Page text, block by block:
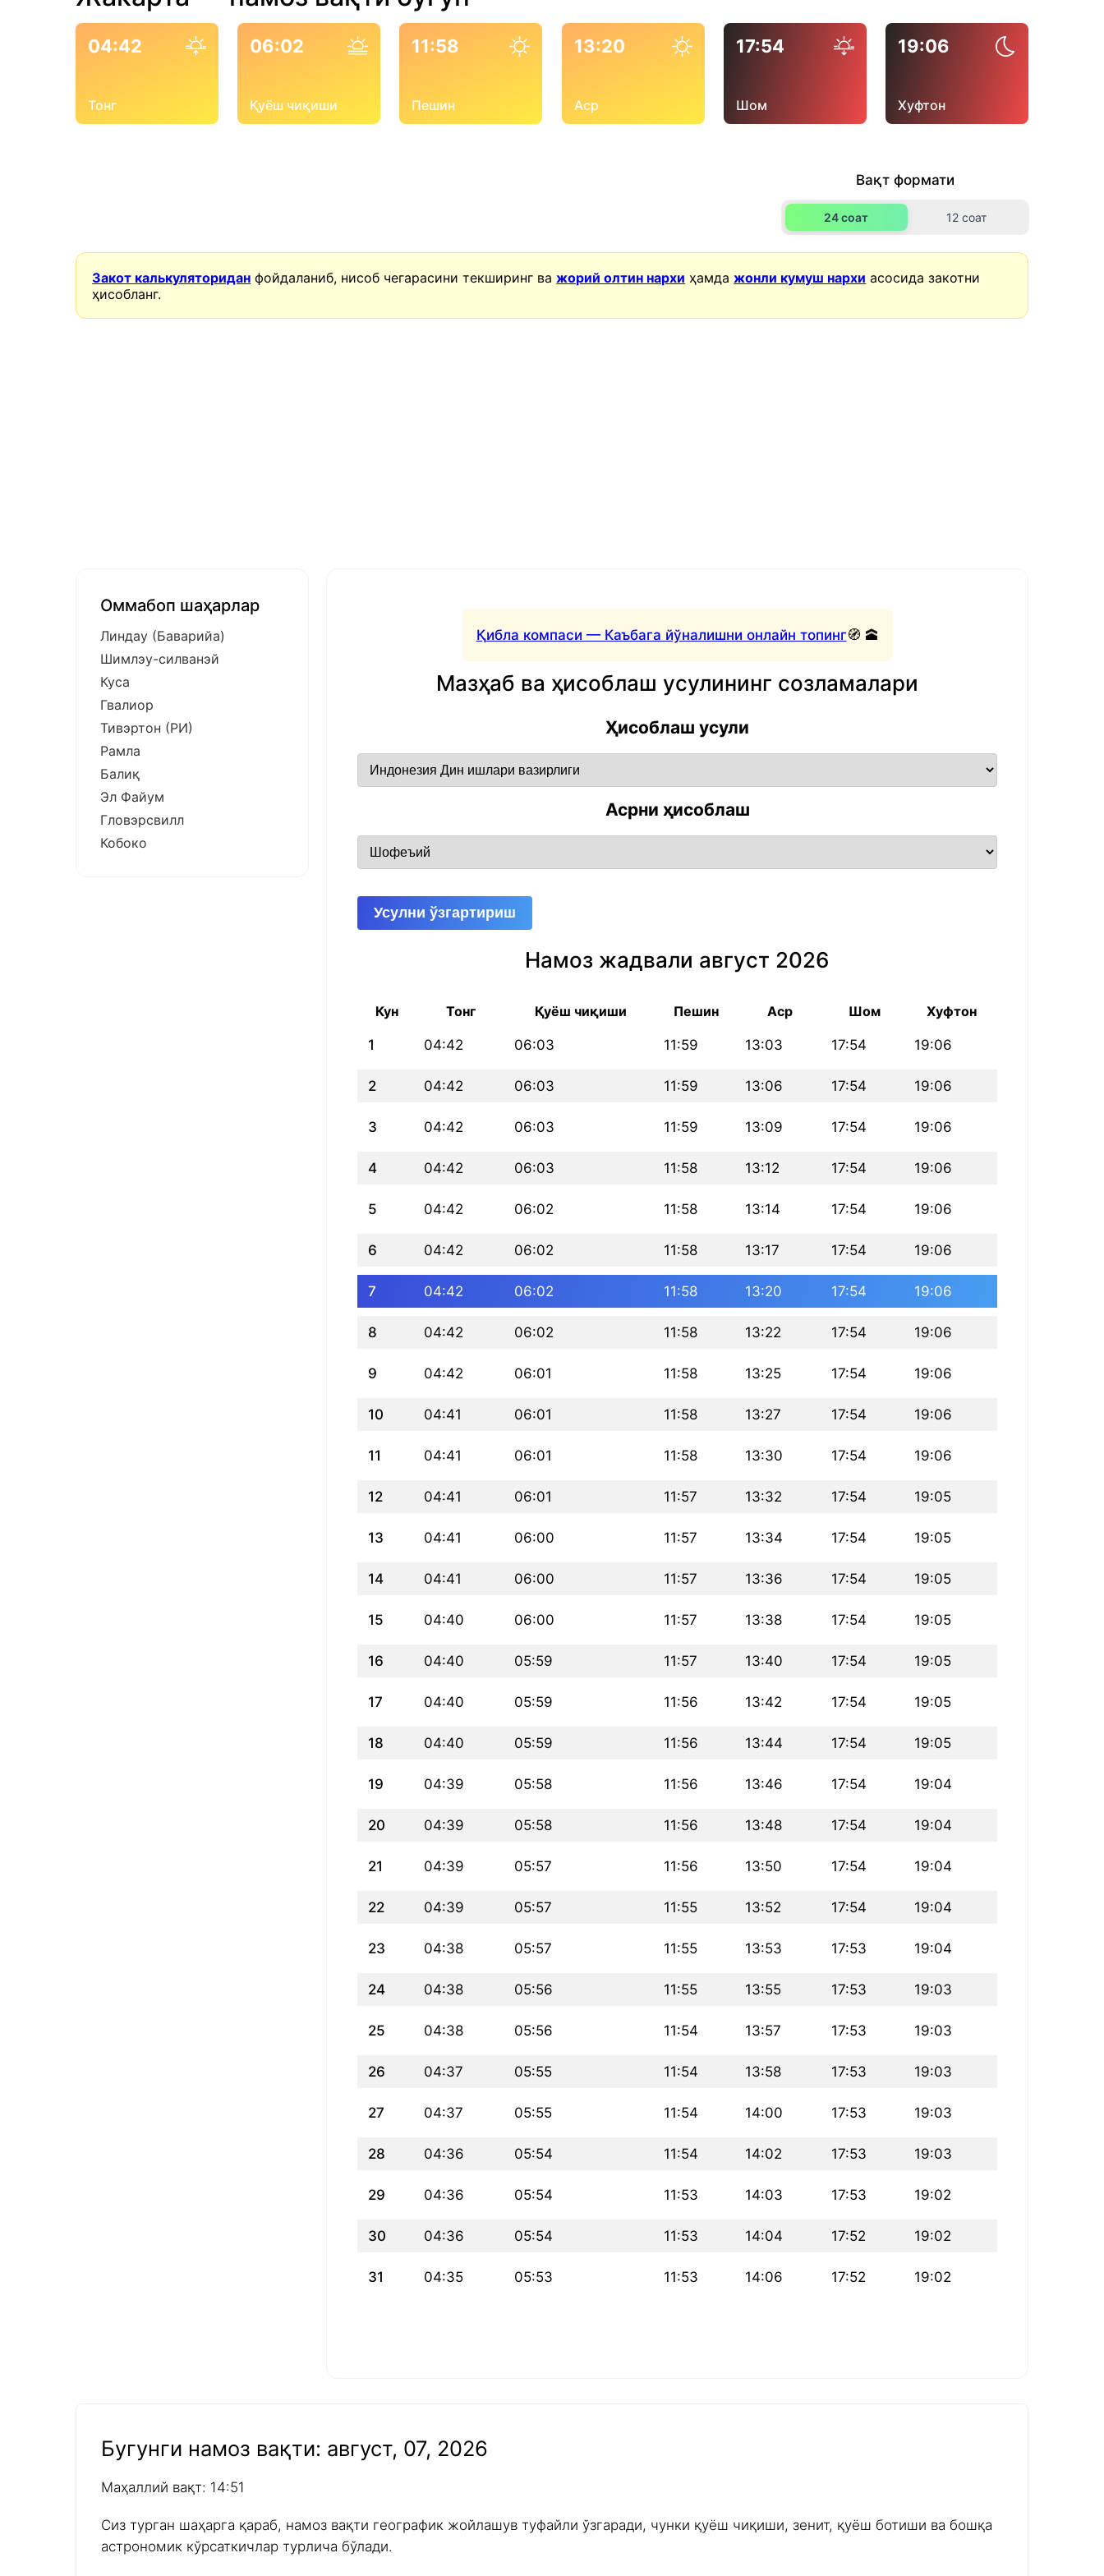
04:42
Тонг
06:02
Қуёш чиқиши
11:58
Пешин
13:20
Аср
17:54
Шом
19:06
Хуфтон
Вақт формати
24 соат 12 соат
Закот калькуляторидан фойдаланиб, нисоб чегарасини текширинг важорий олтин нархи ҳамдажонли кумуш нархи асосида закотни
ҳисобланг.
Қибла компаси — Каъбага йўналишни онлайн топинг🧭 🕋
Мазҳаб ва ҳисоблаш усулининг созламалари
Ҳисоблаш усули
Асрни ҳисоблаш
Усулни ўзгартириш
Намоз жадвали август 2026
Кун Тонг Қуёш чиқиши Пешин Аср Шом Хуфтон
1 04:42 06:03 11:59 13:03 17:54 19:06
2 04:42 06:03 11:59 13:06 17:54 19:06
3 04:42 06:03 11:59 13:09 17:54 19:06
4 04:42 06:03 11:58 13:12 17:54 19:06
5 04:42 06:02 11:58 13:14 17:54 19:06
6 04:42 06:02 11:58 13:17 17:54 19:06
7 04:42 06:02 11:58 13:20 17:54 19:06
8 04:42 06:02 11:58 13:22 17:54 19:06
9 04:42 06:01 11:58 13:25 17:54 19:06
10 04:41 06:01 11:58 13:27 17:54 19:06
11 04:41 06:01 11:58 13:30 17:54 19:06
12 04:41 06:01 11:57 13:32 17:54 19:05
13 04:41 06:00 11:57 13:34 17:54 19:05
14 04:41 06:00 11:57 13:36 17:54 19:05
15 04:40 06:00 11:57 13:38 17:54 19:05
16 04:40 05:59 11:57 13:40 17:54 19:05
17 04:40 05:59 11:56 13:42 17:54 19:05
18 04:40 05:59 11:56 13:44 17:54 19:05
19 04:39 05:58 11:56 13:46 17:54 19:04
20 04:39 05:58 11:56 13:48 17:54 19:04
21 04:39 05:57 11:56 13:50 17:54 19:04
22 04:39 05:57 11:55 13:52 17:54 19:04
23 04:38 05:57 11:55 13:53 17:53 19:04
24 04:38 05:56 11:55 13:55 17:53 19:03
25 04:38 05:56 11:54 13:57 17:53 19:03
26 04:37 05:55 11:54 13:58 17:53 19:03
27 04:37 05:55 11:54 14:00 17:53 19:03
28 04:36 05:54 11:54 14:02 17:53 19:03
29 04:36 05:54 11:53 14:03 17:53 19:02
30 04:36 05:54 11:53 14:04 17:52 19:02
31 04:35 05:53 11:53 14:06 17:52 19:02
Оммабоп шаҳарлар
Линдау (Баварийа)
Шимлэу-силванэй
Куса
Гвалиор
Тивэртон (РИ)
Рамла
Балиқ
Эл Файум
Гловэрсвилл
Кобоко
Бугунги намоз вақти: август, 07, 2026
Маҳаллий вақт: 14:51
Сиз турган шаҳарга қараб, намоз вақти географик жойлашув туфайли ўзгаради, чунки қуёш чиқиши, зенит, қуёш ботиши ва бошқа
астрономик кўрсаткичлар турлича бўлади.